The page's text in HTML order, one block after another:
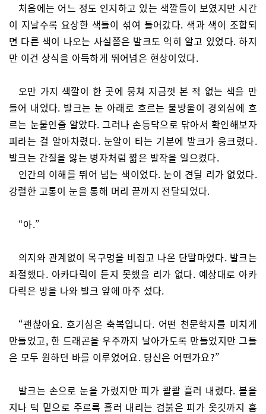
처음에는 어느 정도 인지하고 있는 색깔들이 보였지만 시간
이 지날수록 요상한 색들이 섞여 들어갔다. 색과 색이 조합되
면 다른 색이 나오는 사실쯤은 발크도 익히 알고 있었다. 하지
만 이건 상식을 아득하게 뛰어넘은 현상이었다.
오만 가지 색깔이 한 곳에 뭉쳐 지금껏 본 적 없는 색을 만
들어 내었다. 발크는 눈 아래로 흐르는 물방울이 경외심에 흐
르는 눈물인줄 알았다. 그러나 손등닥으로 닦아서 확인해보자
피라는 걸 알아차렸다. 눈알이 타는 기분에 발크가 웅크렸다.
발크는 간질을 앓는 병자처럼 짧은 발작을 일으켰다.
인간의 이해를 뛰어 넘는 색이었다. 눈이 견딜 리가 없었다.
강렬한 고통이 눈을 통해 머리 끝까지 전달되었다.
“아.”
의지와 관계없이 목구멍을 비집고 나온 단말마였다. 발크는
좌절했다. 아카다릭이 듣지 못했을 리가 없다. 예상대로 아카
다릭은 방을 나와 발크 앞에 마주 섰다.
“괜찮아요. 호기심은 축복입니다. 어떤 천문학자를 미치게
만들었고, 한 드래곤을 우주까지 날아가도록 만들었지만 그들
은 모두 원하던 바를 이루었어요. 당신은 어떤가요?”
발크는 손으로 눈을 가렸지만 피가 콸콸 흘러 내렸다. 볼을
지나 턱 밑으로 주르륵 흘러 내리는 검붉은 피가 옷깃까지 흠